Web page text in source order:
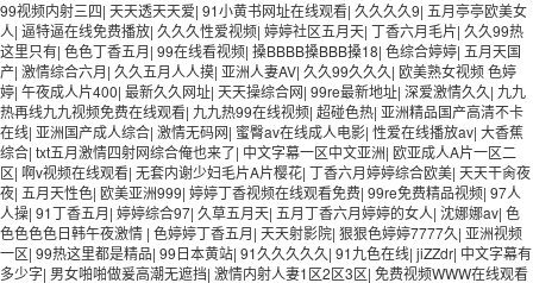
99视频内射三四| 天天透天天爱| 91小黄书网址在线观看| 久久久久9| 五月亭亭欧美女
人| 逼特逼在线免费播放| 久久久性爱视频| 婷婷社区五月天| 丁香六月毛片| 久久99热
这里只有| 色色丁香五月| 99在线看视频| 搡BBBB搡BBB搡18| 色综合婷婷| 五月天国
产| 激情综合六月| 久久五月人人摸| 亚洲人妻AV| 久久99久久久| 欧美熟女视频 色婷
婷| 午夜成人片400| 最新久久网址| 天天操综合网| 99re最新地址| 深爱激情久久| 九九
热再线九九视频免费在线观看| 九九热99在线视频| 超碰色热| 亚洲精品国产高清不卡
在线| 亚洲国产成人综合| 激情无码网| 蜜臀av在线成人电影| 性爱在线播放av| 大香蕉
综合| txt五月激情四射网综合俺也来了| 中文字幕一区中文亚洲| 欧亚成人A片一区二
区| 啊v视频在线观看| 无套内谢少妇毛片A片樱花| 丁香六月婷婷综合欧美| 天天干肏夜
夜| 五月天性色| 欧美亚洲999| 婷婷丁香视频在线观看免费| 99re免费精品视频| 97人
人操| 91丁香五月| 婷婷综合97| 久草五月天| 五月丁香六月婷婷的女人| 沈娜娜av| 色
色色色色日韩午夜激情 | 色婷婷丁香五月| 天天射影院| 狠狠色婷婷7777久| 亚洲视频
一区| 99热这里都是精品| 99日本黄站| 91久久久久久| 91九色在线| jiZZdr| 中文字幕有
多少字| 男女啪啪做爰高潮无遮挡| 激情内射人妻1区2区3区| 免费视频WWW在线观看